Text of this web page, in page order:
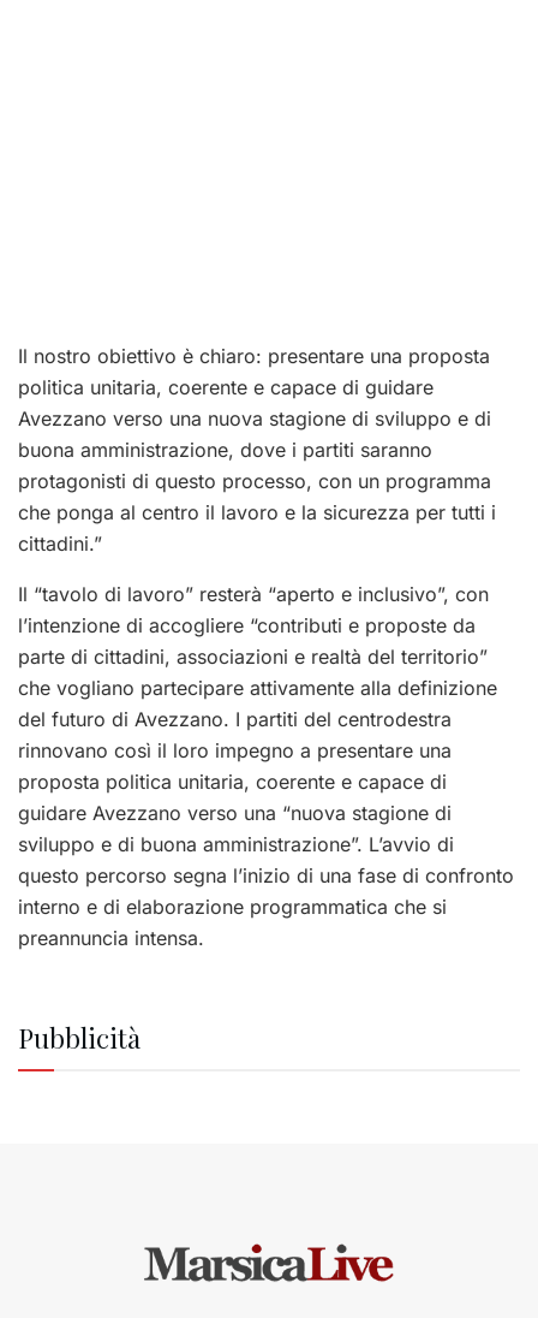
Il nostro obiettivo è chiaro: presentare una proposta
politica unitaria, coerente e capace di guidare
Avezzano verso una nuova stagione di sviluppo e di
buona amministrazione, dove i partiti saranno
protagonisti di questo processo, con un programma
che ponga al centro il lavoro e la sicurezza per tutti i
cittadini.”
Il “tavolo di lavoro” resterà “aperto e inclusivo”, con
l’intenzione di accogliere “contributi e proposte da
parte di cittadini, associazioni e realtà del territorio”
che vogliano partecipare attivamente alla definizione
del futuro di Avezzano. I partiti del centrodestra
rinnovano così il loro impegno a presentare una
proposta politica unitaria, coerente e capace di
guidare Avezzano verso una “nuova stagione di
sviluppo e di buona amministrazione”. L’avvio di
questo percorso segna l’inizio di una fase di confronto
interno e di elaborazione programmatica che si
preannuncia intensa.
Pubblicità